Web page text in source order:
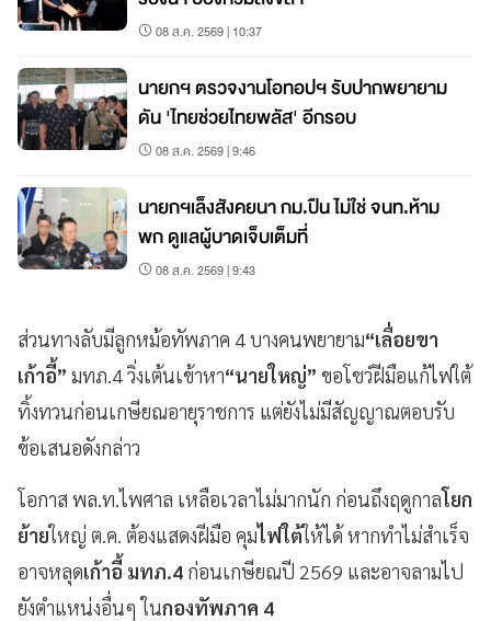
08 ส.ค. 2569 | 10:37
นายกฯ ตรวจงานโอทอปฯ รับปากพยายาม
ดัน 'ไทยช่วยไทยพลัส' อีกรอบ
08 ส.ค. 2569 | 9:46
นายกฯเล็งสังคยนา กม.ปืน ไม่ใช่ จนท.ห้าม
พก ดูแลผู้บาดเจ็บเต็มที่
08 ส.ค. 2569 | 9:43
ส่วนทางลับมีลูกหม้อทัพภาค 4 บางคนพยายาม“เลื่อยขา
เก้าอี้” มทภ.4 วิ่งเต้นเข้าหา“นายใหญ่” ขอโชว์ฝีมือแก้ไฟใต้
ทิ้งทวนก่อนเกษียณอายุราชการ แต่ยังไม่มีสัญญาณตอบรับ
ข้อเสนอดังกล่าว
โอกาส พล.ท.ไพศาล เหลือเวลาไม่มากนัก ก่อนถึงฤดูกาลโยก
ย้ายใหญ่ ต.ค. ต้องแสดงฝีมือ คุมไฟใต้ให้ได้ หากทำไม่สำเร็จ
อาจหลุดเก้าอี้ มทภ.4 ก่อนเกษียณปี 2569 และอาจลามไป
ยังตำแหน่งอื่นๆ ในกองทัพภาค 4